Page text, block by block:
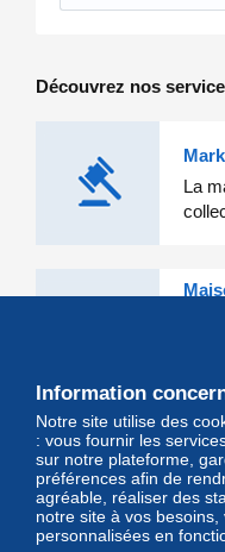
Découvrez nos
La
Un
Information
Notre site utilise des
: vous fournir les
sur notre plateforme,
préférences afin de
agréable, réaliser des
notre site à vos
personnalisées en